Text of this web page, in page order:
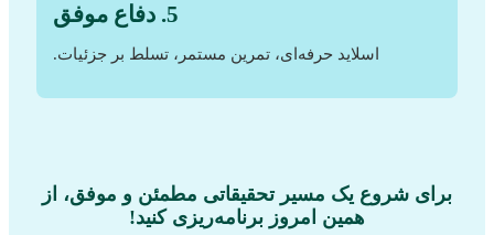
5. دفاع موفق
اسلاید حرفه‌ای، تمرین مستمر، تسلط بر جزئیات.
برای شروع یک مسیر تحقیقاتی مطمئن و موفق، از
همین امروز برنامه‌ریزی کنید!